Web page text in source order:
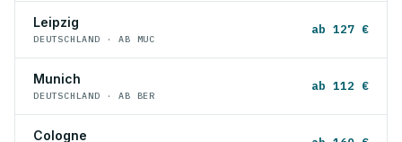
Leipzig
DEUTSCHLAND · AB MUC
ab 127 €
Munich
DEUTSCHLAND · AB BER
ab 112 €
Cologne